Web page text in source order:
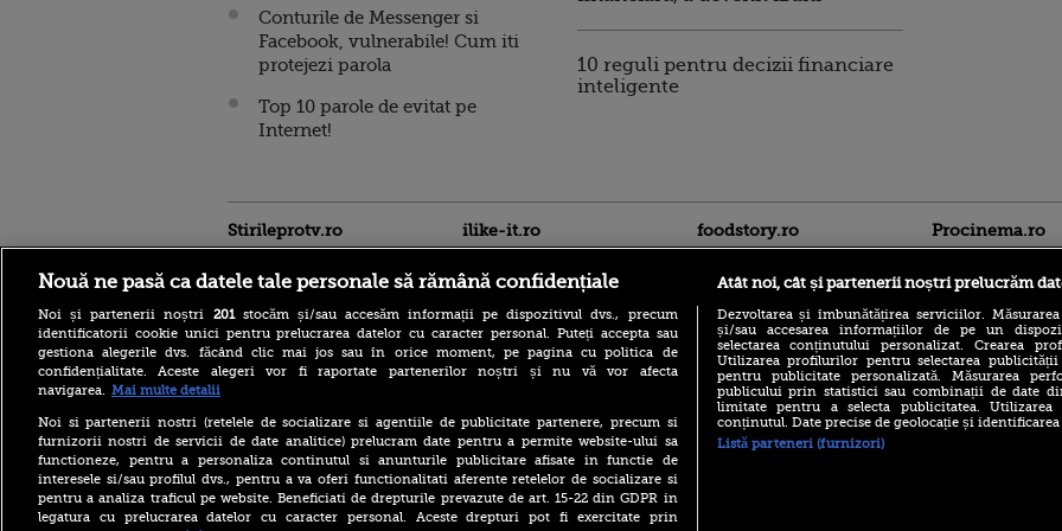
Conturile de Messenger si
Facebook, vulnerabile! Cum iti
protejezi parola
Top 10 parole de evitat pe
Internet!
10 reguli pentru decizii financiare
inteligente
Stirileprotv.ro
Care este mâncarea
preferată a lui Florin
Dumitrescu. Juratul
MastrerChef a vorbit despre
începuturile în bucătărie
ilike-it.ro foodstory.ro
(P) Descoperă Lumea
Evenimentelor din România
cu Transilvania Events!
Procinema.ro
Banditul zburător,
prolific spărgător
Nouă ne pasă ca datele tale personale să rămână confidențiale
Noi și partenerii noștri 201stocăm și/sau accesăm informații pe dispozitivul dvs., precum
identificatorii cookie unici pentru prelucrarea datelor cu caracter personal. Puteți accepta sau
gestiona alegerile dvs. făcând clic mai jos sau în orice moment, pe pagina cu politica de
confidențialitate. Aceste alegeri vor fi raportate partenerilor noștri și nu vă vor afecta
navigarea. Mai multe detalii
Noi si partenerii nostri (retelele de socializare si agentiile de publicitate partenere, precum si
furnizorii nostri de servicii de date analitice) prelucram date pentru a permite website-ului sa
functioneze, pentru a personaliza continutul si anunturile publicitare afisate in functie de
interesele si/sau profilul dvs., pentru a va oferi functionalitati aferente retelelor de socializare si
pentru a analiza traficul pe website. Beneficiati de drepturile prevazute de art. 15-22 din GDPR in
legatura cu prelucrarea datelor cu caracter personal. Aceste drepturi pot fi exercitate prin
Atât noi, cât și partenerii noștri prelucrăm
Dezvoltarea și îmbunătățirea serviciilor.
și/sau accesarea informațiilor de pe un
selectarea conținutului personalizat. Crearea
Utilizarea profilurilor pentru selectarea
pentru publicitate personalizată. Măsurarea
publicului prin statistici sau combinații de date
limitate pentru a selecta publicitatea.
conținutul. Date precise de geolocație și
Listă parteneri (furnizori)